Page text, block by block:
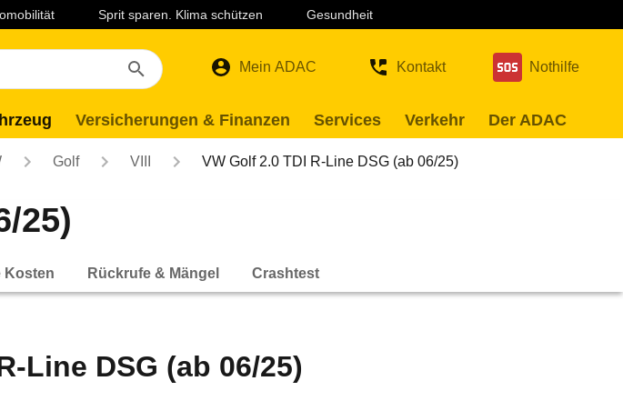
Sprit sparen. Klima schützen Gesundheit
Mein ADAC Kontakt Nothilfe
Versicherungen & Finanzen Services Verkehr Der ADAC
Golf VIII VW Golf 2.0 TDI R-Line DSG (ab 06/25)
25)
Kosten Rückrufe & Mängel Crashtest
Line DSG (ab 06/25)